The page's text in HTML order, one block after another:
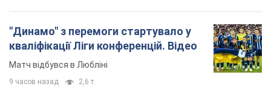
"Динамо" з перемоги стартувало у
кваліфікації Ліги конференцій. Відео
Матч відбувся в Любліні
9 часов назад 2,6 т.